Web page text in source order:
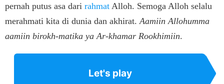
pernah putus asa dari rahmat Alloh. Semoga Alloh selalu
merahmati kita di dunia dan akhirat. Aamiin Allohumma
aamiin birokh-matika ya Ar-khamar Rookhimiin.
Let's play